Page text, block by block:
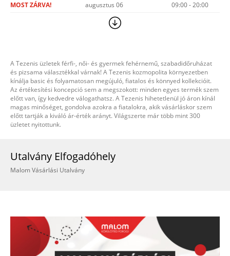
MOST ZÁRVA!
augusztus 06 09:00 - 20:00
A Tezenis üzletek férfi-, női- és gyermek fehérnemű, szabadidőruházat
és pizsama választékkal várnak! A Tezenis kozmopolita környezetben
kínálja basic és folyamatosan megújuló, fiatalos és könnyed kollekcióit.
Az értékesítési koncepció sem a megszokott: minden egyes termék szem
előtt van, így kedvedre válogathatsz. A Tezenis hihetetlenül jó áron kínál
magas minőséget, gondolva azokra a fiatalokra, akik vásárláskor szem
előtt tartják a kiváló ár-érték arányt. Világszerte már több mint 300
üzletet nyitottunk.
Utalvány Elfogadóhely
Malom Vásárlási Utalvány